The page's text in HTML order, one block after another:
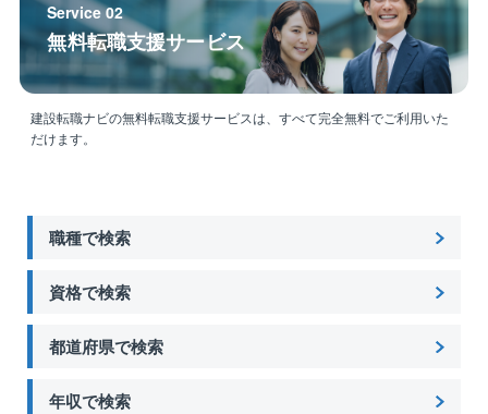
Service 02
無料転職支援サービス
建設転職ナビの無料転職支援サービスは、すべて完全無料でご利用いた
だけます。
職種で検索
資格で検索
都道府県で検索
年収で検索